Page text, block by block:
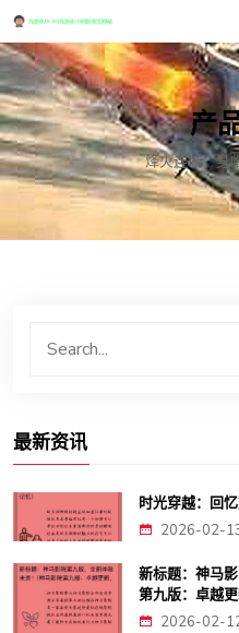
产
烽火连城：身
最新资讯
时光穿越：回
2026-02-
新标题：神马
第九版：卓越
2026-02-